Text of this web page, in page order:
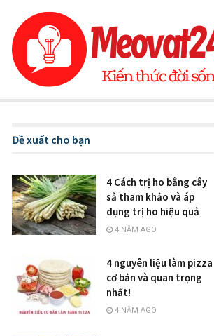
Đề xuất cho bạn
4 Cách trị ho bằng cây
sả tham khảo và áp
dụng trị ho hiệu quả
4 NĂM AGO
4 nguyên liệu làm pizza
cơ bản và quan trọng
nhất!
4 NĂM AGO